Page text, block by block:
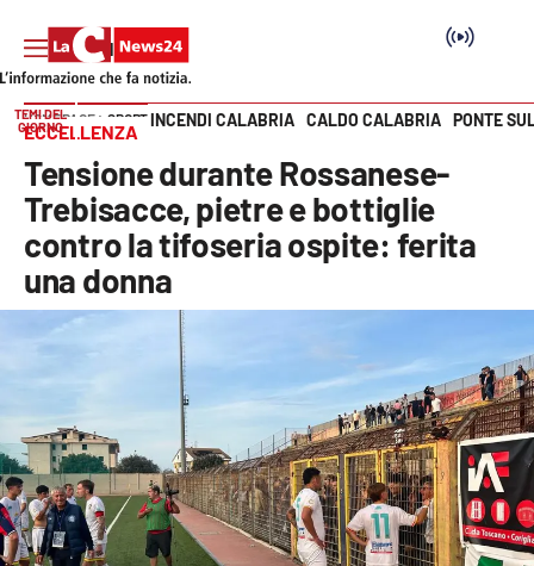
SEZIONI
Cronaca
Politica
Economia e lavoro
Italia Mondo
Sanità
Vai
TEMI DEL
GIORNO
INCENDI CALABRIA CALDO CALABRIA PONTE
HOME PAGE SPORT
ECCELLENZA
Tensione durante Rossanese-
Trebisacce, pietre e bottiglie
contro la tifoseria ospite: ferita
una donna